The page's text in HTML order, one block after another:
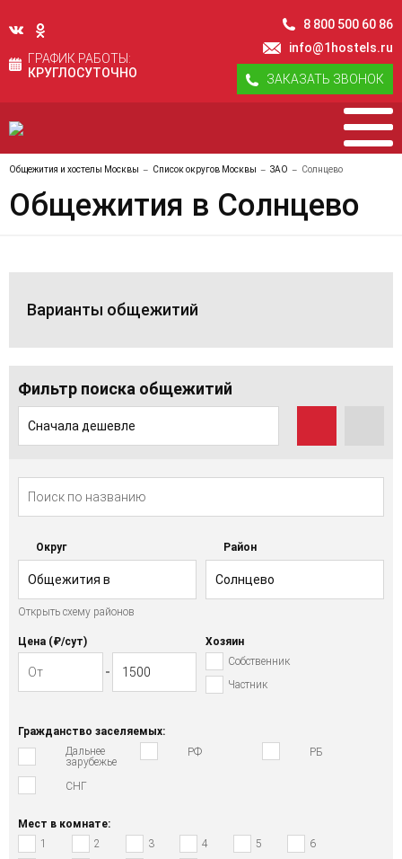
ГРАФИК РАБОТЫ:
КРУГЛОСУТОЧНО
8 800 500 60 86
info@1hostels.ru
ЗАКАЗАТЬ ЗВОНОК
Общежития и хостелы Москвы Список округов Москвы ЗАО Солнцево
Общежития в Солнцево
Варианты общежитий
Фильтр поиска общежитий
Сначала дешевле
Округ
Общежития в
Западном АО
Открыть схему районов
Район
Солнцево
Цена (₽/cут)
Хозяин
Собственник
Частник
Гражданство заселяемых:
Дальнее
зарубежье
РФ РБ
СНГ
Мест в комнате:
1
2 3 4 5
6